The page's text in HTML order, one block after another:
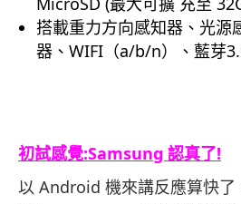
搭載重力方向感知器、光源
器、WIFI（a/b/n）、藍芽
初試感覺:Samsung 認真了!
以 Android 機來講反應算快了